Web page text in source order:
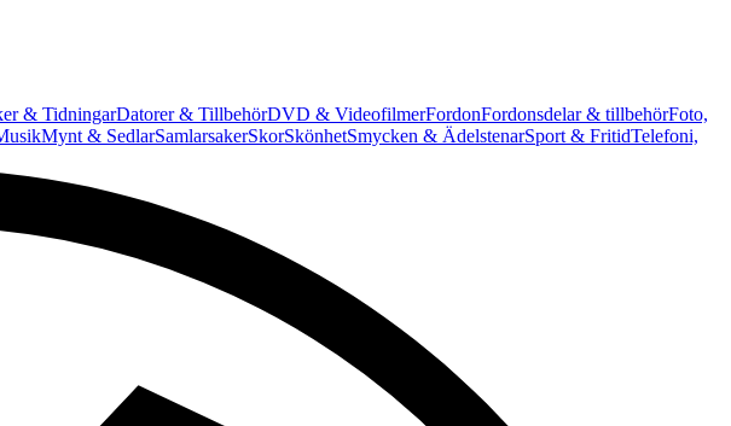
& TidningarDatorer & TillbehörDVD & VideofilmerFordonFordonsdelar & tillbehörFoto,
Mynt & SedlarSamlarsakerSkorSkönhetSmycken & ÄdelstenarSport & FritidTelefoni,